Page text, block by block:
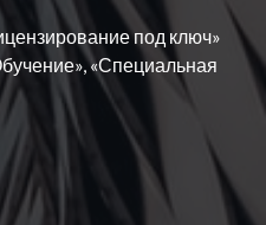
под ключ»
«Специальная